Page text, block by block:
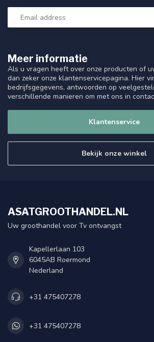
Meer informatie
Als u vragen heeft over onze producten of
dan zeker onze klantenservicepagina. Hier
bedrijfsgegevens, antwoorden op
verschillende manieren om met ons in
Klantenservice
Bekijk onze winkel
ASATGROOTHANDEL.NL
Uw groothandel voor Tv ontvangst
Kapellerlaan 103
6045AB Roermond
Nederland
+31 475407278
+31 475407278